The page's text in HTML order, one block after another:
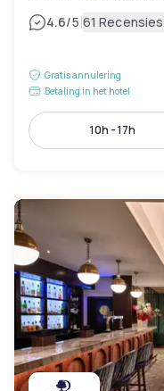
4.6/5|61 Recensies
Gratis annulering
Betaling in het hotel
10h - 17h